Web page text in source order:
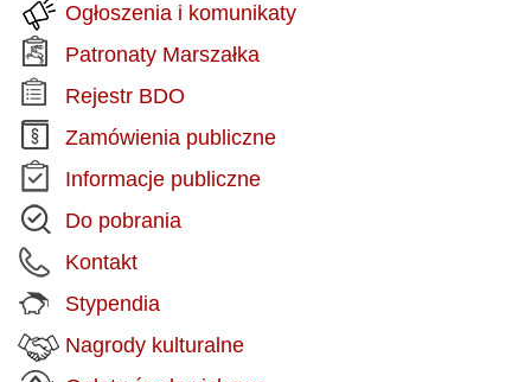
Ogłoszenia i komunikaty
Patronaty Marszałka
Rejestr BDO
Zamówienia publiczne
Informacje publiczne
Do pobrania
Kontakt
Stypendia
Nagrody kulturalne